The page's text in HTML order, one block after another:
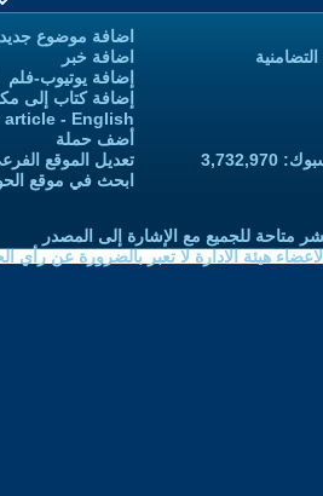
اضافة موضوع جديد
اضافة خبر
إضافة يوتيوب-فلم
إضافة كتاب إلى
article - English
أضف حملة
تعديل الموقع
ابحث في موقع
متاحة للجميع مع الإشارة إلى المصدر
هيئة الادارة لا تعبر بالضرورة عن رأي